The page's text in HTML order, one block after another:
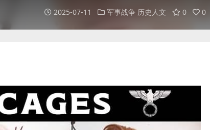
2025-07-11 军事战争 历史人文 0 0